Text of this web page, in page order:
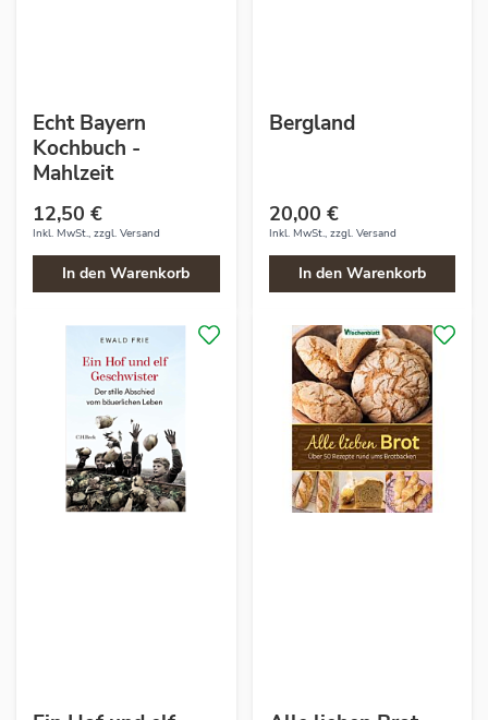
Echt Bayern
Kochbuch -
Mahlzeit
12,50 €
Inkl. MwSt., zzgl. Versand
In den Warenkorb
Bergland
20,00 €
Inkl. MwSt., zzgl. Versand
In den Warenkorb